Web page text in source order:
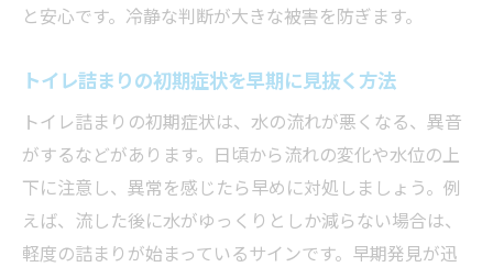
と安心です。冷静な判断が大きな被害を防ぎます。
トイレ詰まりの初期症状を早期に見抜く方法
トイレ詰まりの初期症状は、水の流れが悪くなる、異音
がするなどがあります。日頃から流れの変化や水位の上
下に注意し、異常を感じたら早めに対処しましょう。例
えば、流した後に水がゆっくりとしか減らない場合は、
軽度の詰まりが始まっているサインです。早期発見が迅